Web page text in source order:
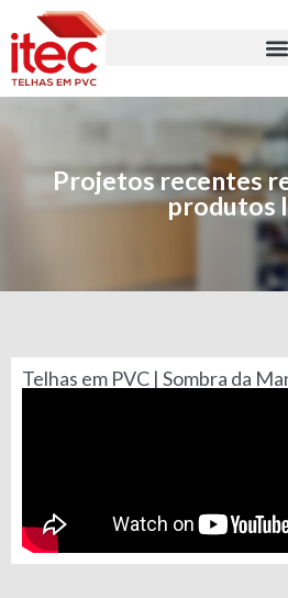
Projetos recentes
produtos
Telhas em PVC | Sombra da